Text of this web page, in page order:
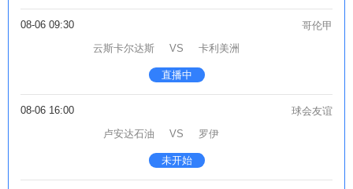
08-06 09:30
哥伦甲
云斯卡尔达斯
VS 卡利美洲
直播中
08-06 16:00
球会友谊
卢安达石油
VS 罗伊
未开始